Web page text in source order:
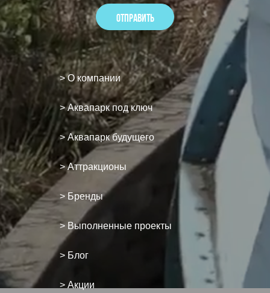
> О компании
> Аквапарк под ключ
> Аквапарк будущего
> Аттракционы
> Бренды
> Выполненные проекты
> Блог
> Акции